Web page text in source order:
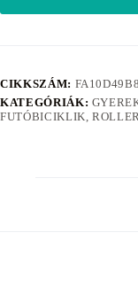
CIKKSZÁM:
KATEGÓRIÁK:
FUTÓBICIKLIK,